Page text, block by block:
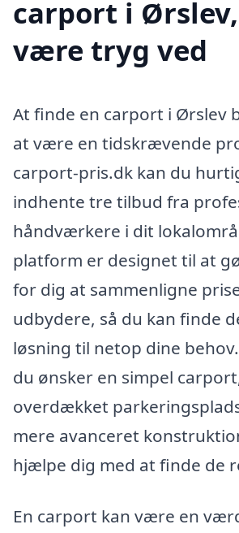
carport i
være tryg ved
At finde en carport i Ørslev
at være en tidskrævende
carport-pris.dk kan du
indhente tre tilbud fra
håndværkere i dit
platform er designet til at
for dig at sammenligne
udbydere, så du kan finde
løsning til netop dine
du ønsker en simpel
overdækket
mere avanceret
hjælpe dig med at finde de
En carport kan være en